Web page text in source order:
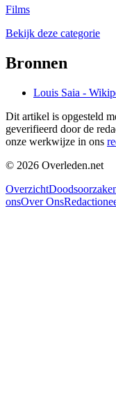
Films
Bekijk deze categorie
Bronnen
Louis Saia -
Dit artikel is opgesteld
geverifieerd door de
onze werkwijze in ons
© 2026 Overleden.net
Overzicht
onsOver Ons